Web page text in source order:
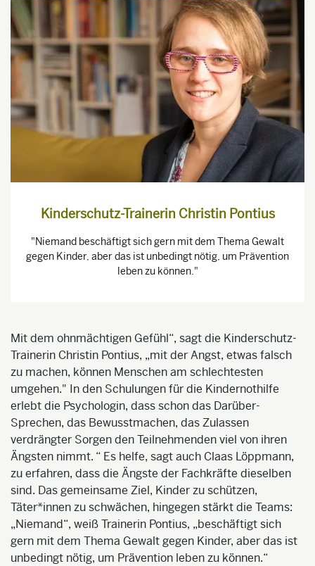
Kinderschutz-Trainerin Christin Pontius
"Niemand beschäftigt sich gern mit dem Thema Gewalt
gegen Kinder, aber das ist unbedingt nötig, um Prävention
leben zu können."
Mit dem ohnmächtigen Gefühl“, sagt die Kinderschutz-
Trainerin Christin Pontius, „mit der Angst, etwas falsch
zu machen, können Menschen am schlechtesten
umgehen." In den Schulungen für die Kindernothilfe
erlebt die Psychologin, dass schon das Darüber-
Sprechen, das Bewusstmachen, das Zulassen
verdrängter Sorgen den Teilnehmenden viel von ihren
Ängsten nimmt. “ Es helfe, sagt auch Claas Löppmann,
zu erfahren, dass die Ängste der Fachkräfte dieselben
sind. Das gemeinsame Ziel, Kinder zu schützen,
Täter*innen zu schwächen, hingegen stärkt die Teams:
„Niemand“, weiß Trainerin Pontius, „beschäftigt sich
gern mit dem Thema Gewalt gegen Kinder, aber das ist
unbedingt nötig, um Prävention leben zu können.“